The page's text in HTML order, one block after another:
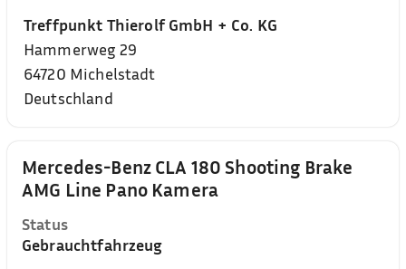
Mercedes-Benz CLA 180 Shooting Brake
AMG Line Pano Kamera
Status
Gebrauchtfahrzeug
Treffpunkt Thierolf GmbH + Co. KG
Hammerweg 29
64720 Michelstadt
Deutschland